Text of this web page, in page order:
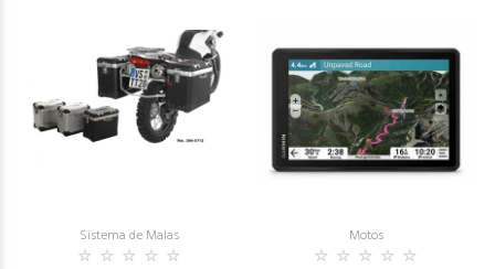
Sistema de Malas Motos